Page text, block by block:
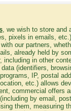
lendemain
Courses
d'aujourd'hui
, we wish to store and
pixels in emails,
our partners,
already held by
including in other
(identifiers,
IP, postal
etc.) allows
commercial offers
by email,
them, measuring